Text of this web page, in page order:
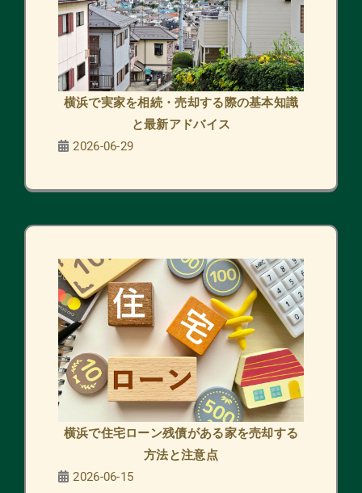
横浜で実家を相続・売却する際の基本知識
と最新アドバイス
2026-06-29
横浜で住宅ローン残債がある家を売却する
方法と注意点
2026-06-15